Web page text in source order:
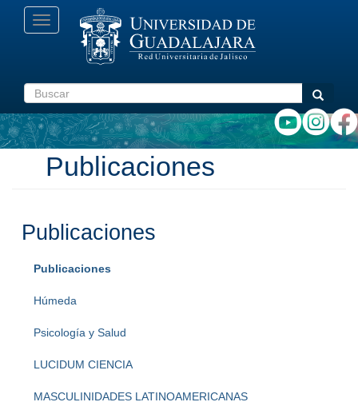
Pasar
Toggle
navigation
Buscar Buscar
Publicaciones
Publicaciones
Publicaciones
Húmeda
Psicología y Salud
LUCIDUM CIENCIA
MASCULINIDADES LATINOAMERICANAS